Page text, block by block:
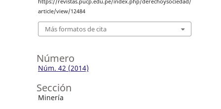
https://revistas.pucp.edu.pe/index.php/derechoysociedad/
article/view/12484
Más formatos de cita
Número
Núm. 42 (2014)
Sección
Minería